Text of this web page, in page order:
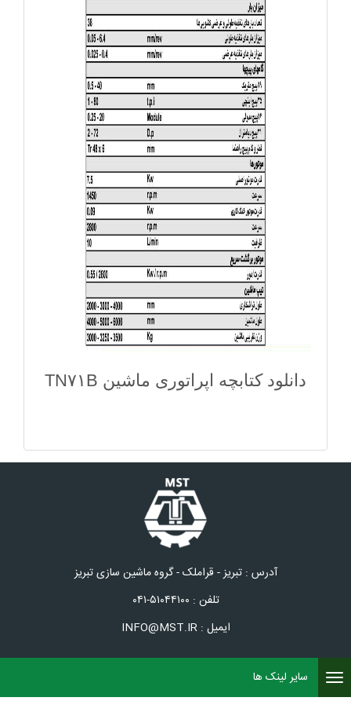
دانلود کتابچه اپراتوری ماشین TN۷۱B
آدرس : تبریز - قراملک - گروه ماشین سازی تبریز
تلفن : ۵۱۰۴۴۱۰۰-۰۴۱
ایمیل : INFO@MST.IR
Toggle
navigation
سایر لینک ها